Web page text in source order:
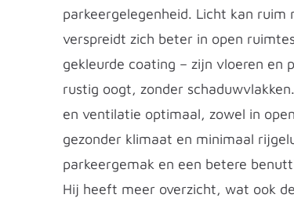
parkeergelegenheid. Licht kan
verspreidt zich beter in open
gekleurde coating – zijn vloeren en
rustig oogt, zonder
en ventilatie optimaal, zowel in
gezonder klimaat en minimaal
parkeergemak en een betere
Hij heeft meer overzicht, wat ook